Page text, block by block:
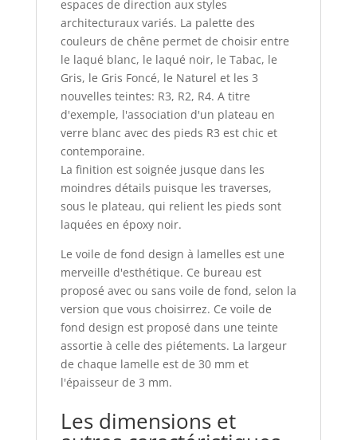
espaces de direction aux styles
architecturaux variés. La palette des
couleurs de chêne permet de choisir entre
le laqué blanc, le laqué noir, le Tabac, le
Gris, le Gris Foncé, le Naturel et les 3
nouvelles teintes: R3, R2, R4. A titre
d'exemple, l'association d'un plateau en
verre blanc avec des pieds R3 est chic et
contemporaine.
La finition est soignée jusque dans les
moindres détails puisque les traverses,
sous le plateau, qui relient les pieds sont
laquées en époxy noir.
Le voile de fond design à lamelles est une
merveille d'esthétique. Ce bureau est
proposé avec ou sans voile de fond, selon la
version que vous choisirrez. Ce voile de
fond design est proposé dans une teinte
assortie à celle des piétements. La largeur
de chaque lamelle est de 30 mm et
l'épaisseur de 3 mm.
Les dimensions et